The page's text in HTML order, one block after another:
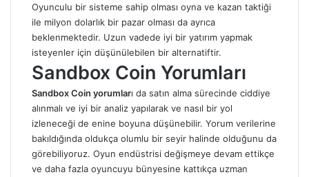
Oyunculu bir sisteme sahip olması oyna ve kazan taktiği
ile milyon dolarlık bir pazar olması da ayrıca
beklenmektedir. Uzun vadede iyi bir yatırım yapmak
isteyenler için düşünülebilen bir alternatiftir.
Sandbox Coin Yorumları
Sandbox Coin yorumları da satın alma sürecinde ciddiye
alınmalı ve iyi bir analiz yapılarak ve nasıl bir yol
izleneceği de enine boyuna düşünebilir. Yorum verilerine
bakıldığında oldukça olumlu bir seyir halinde olduğunu da
görebiliyoruz. Oyun endüstrisi değişmeye devam ettikçe
ve daha fazla oyuncuyu bünyesine kattıkça uzman